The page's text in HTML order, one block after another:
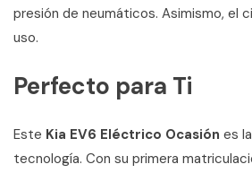
presión de neumáticos. Asimismo, el
uso.
Perfecto para Ti
Este Kia EV6 Eléctrico Ocasión es
tecnología. Con su primera